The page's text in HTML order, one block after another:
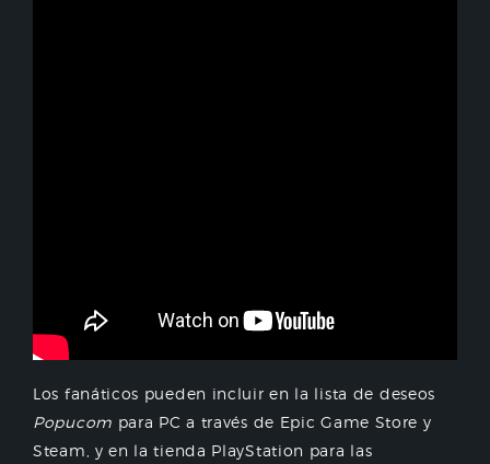
Los fanáticos pueden incluir en la lista de deseos
Popucom para PC a través de Epic Game Store y
Steam, y en la tienda PlayStation para las